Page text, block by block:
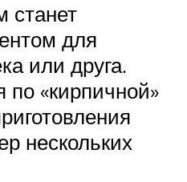
станет
для
или друга.
по «кирпичной»
нескольких